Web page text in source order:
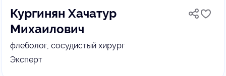
Кургинян Хачатур
Михаилович
флеболог, сосудистый хирург
Эксперт